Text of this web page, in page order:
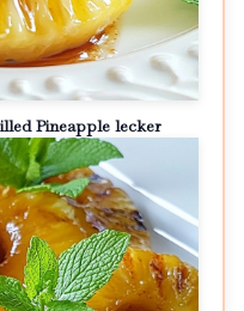
Pineapple lecker